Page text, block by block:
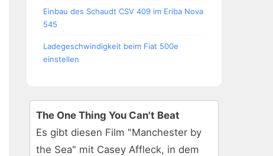
Einbau des Schaudt CSV 409 im Eriba Nova
545
Ladegeschwindigkeit beim Fiat 500e
einstellen
The One Thing You Can't Beat
Es gibt diesen Film "Manchester by
the Sea" mit Casey Affleck, in dem